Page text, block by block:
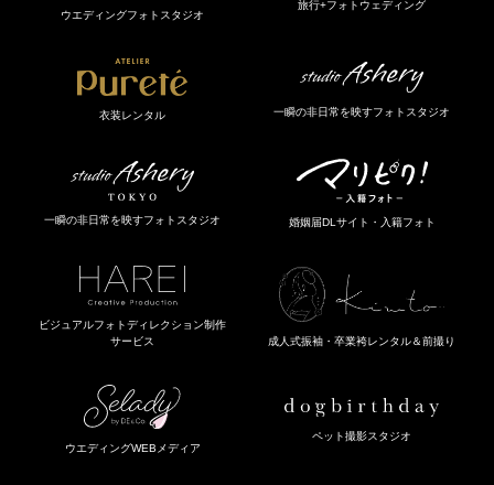
ウエディングフォトスタジオ
旅行+フォトウェディング
衣装レンタル 一瞬の非日常を映すフォトスタジオ
一瞬の非日常を映すフォトスタジオ 婚姻届DLサイト・入籍フォト
ビジュアルフォトディレクション制作
サービス
成人式振袖・卒業袴レンタル＆前撮り
ウエディングWEBメディア
ペット撮影スタジオ